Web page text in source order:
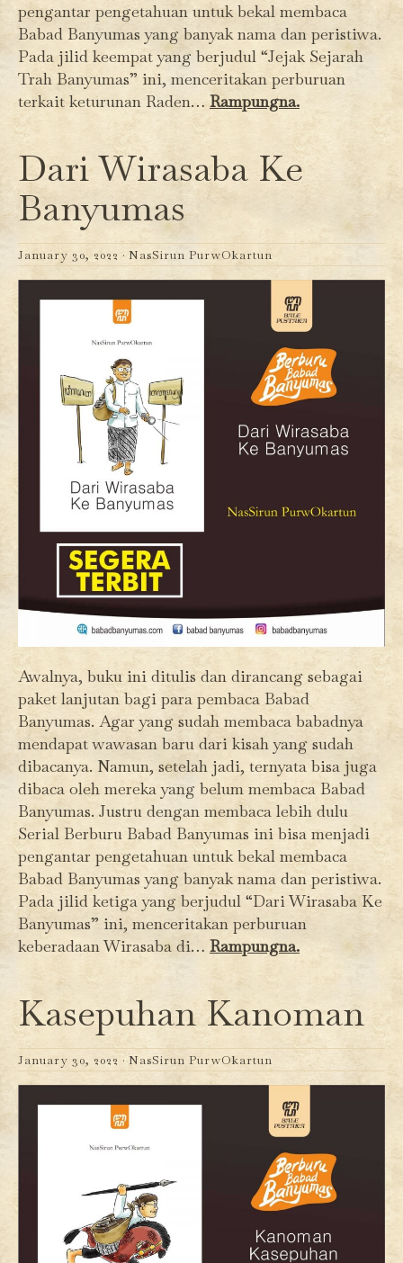
pengantar pengetahuan untuk bekal membaca
Babad Banyumas yang banyak nama dan peristiwa.
Pada jilid keempat yang berjudul “Jejak Sejarah
Trah Banyumas” ini, menceritakan perburuan
terkait keturunan Raden…Rampungna.
Dari Wirasaba Ke
Banyumas
January 30, 2022 · NasSirun PurwOkartun
Awalnya, buku ini ditulis dan dirancang sebagai
paket lanjutan bagi para pembaca Babad
Banyumas. Agar yang sudah membaca babadnya
mendapat wawasan baru dari kisah yang sudah
dibacanya. Namun, setelah jadi, ternyata bisa juga
dibaca oleh mereka yang belum membaca Babad
Banyumas. Justru dengan membaca lebih dulu
Serial Berburu Babad Banyumas ini bisa menjadi
pengantar pengetahuan untuk bekal membaca
Babad Banyumas yang banyak nama dan peristiwa.
Pada jilid ketiga yang berjudul “Dari Wirasaba Ke
Banyumas” ini, menceritakan perburuan
keberadaan Wirasaba di… Rampungna.
Kasepuhan Kanoman
January 30, 2022 ·NasSirun PurwOkartun